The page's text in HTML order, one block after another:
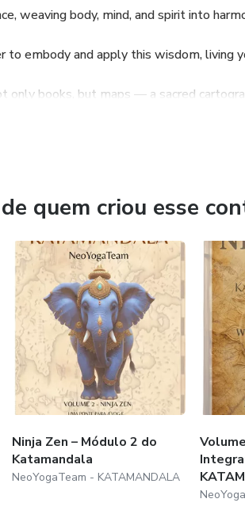
weaving body, mind, and spirit into
embody and apply this wisdom, living
only books, but maps — a sacred
quem criou esse
Ninja Zen – Módulo 2 do
Katamandala
NeoYogaTeam - KATAMANDALA